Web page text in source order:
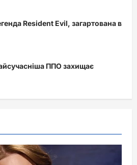
Resident Evil, загартована в
ППО захищає